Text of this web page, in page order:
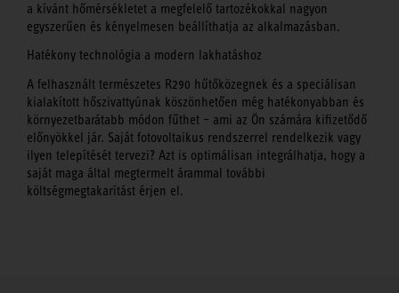
a kívánt hőmérsékletet a megfelelő tartozékokkal nagyon
egyszerűen és kényelmesen beállíthatja az alkalmazásban.
Hatékony technológia a modern lakhatáshoz
A felhasznált természetes R290 hűtőközegnek és a speciálisan
kialakított hőszivattyúnak köszönhetően még hatékonyabban és
környezetbarátabb módon fűthet – ami az Ön számára kifizetődő
előnyökkel jár. Saját fotovoltaikus rendszerrel rendelkezik vagy
ilyen telepítését tervezi? Azt is optimálisan integrálhatja, hogy a
saját maga által megtermelt árammal további
költségmegtakarítást érjen el.